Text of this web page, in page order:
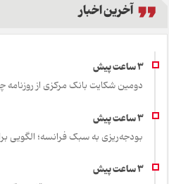
آخرین اخبار
دومین شکایت بانک مرکزی از روزنامه
بودجه‌ریزی به سبک فرانسه؛ الگویی